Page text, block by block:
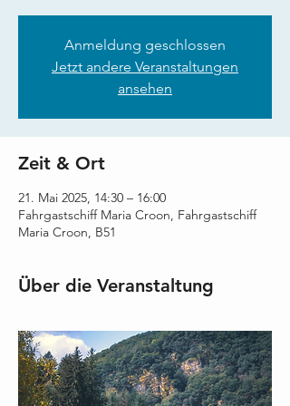
Anmeldung geschlossen
Jetzt andere Veranstaltungen
ansehen
Zeit & Ort
21. Mai 2025, 14:30 – 16:00
Fahrgastschiff Maria Croon, Fahrgastschiff
Maria Croon, B51
Über die Veranstaltung